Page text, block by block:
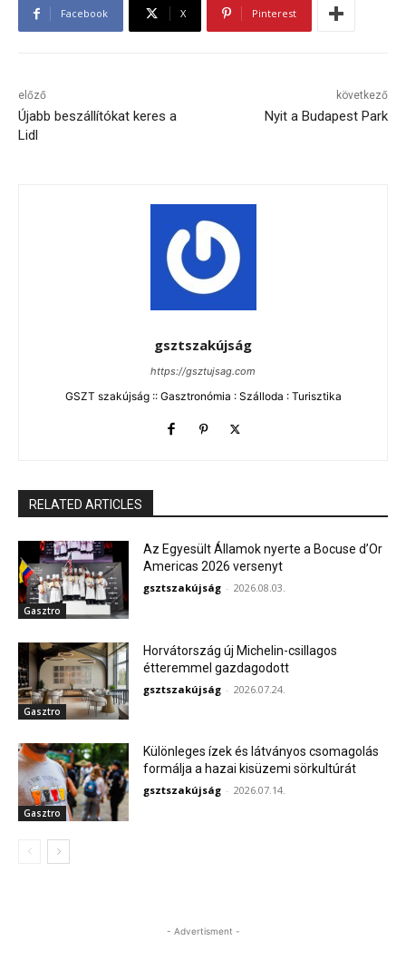
Facebook X Pinterest
előző
Újabb beszállítókat keres a
Lidl
következő
Nyit a Budapest Park
gsztszakújság
https://gsztujsag.com
GSZT szakújság :: Gasztronómia : Szálloda : Turisztika
RELATED ARTICLES
Gasztro
Az Egyesült Államok nyerte a Bocuse d’Or
Americas 2026 versenyt
gsztszakújság - 2026.08.03.
Gasztro
Horvátország új Michelin-csillagos
étteremmel gazdagodott
gsztszakújság - 2026.07.24.
Gasztro
Különleges ízek és látványos csomagolás
formálja a hazai kisüzemi sörkultúrát
gsztszakújság - 2026.07.14.
- Advertisment -